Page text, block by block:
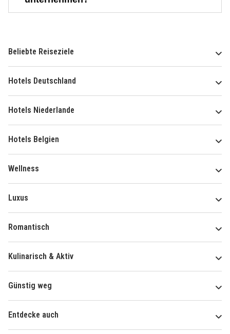
Beliebte Reiseziele
Hotels Deutschland
Hotels Niederlande
Hotels Belgien
Wellness
Luxus
Romantisch
Kulinarisch & Aktiv
Günstig weg
Entdecke auch